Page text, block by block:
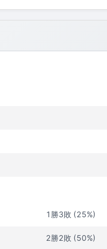
1勝3敗 (25%)
2勝2敗 (50%)